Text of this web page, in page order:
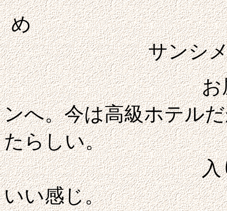
サン
お屋敷地区を
ンへ。今は高級ホテル
たらしい。
入り口には茅
いい感じ。